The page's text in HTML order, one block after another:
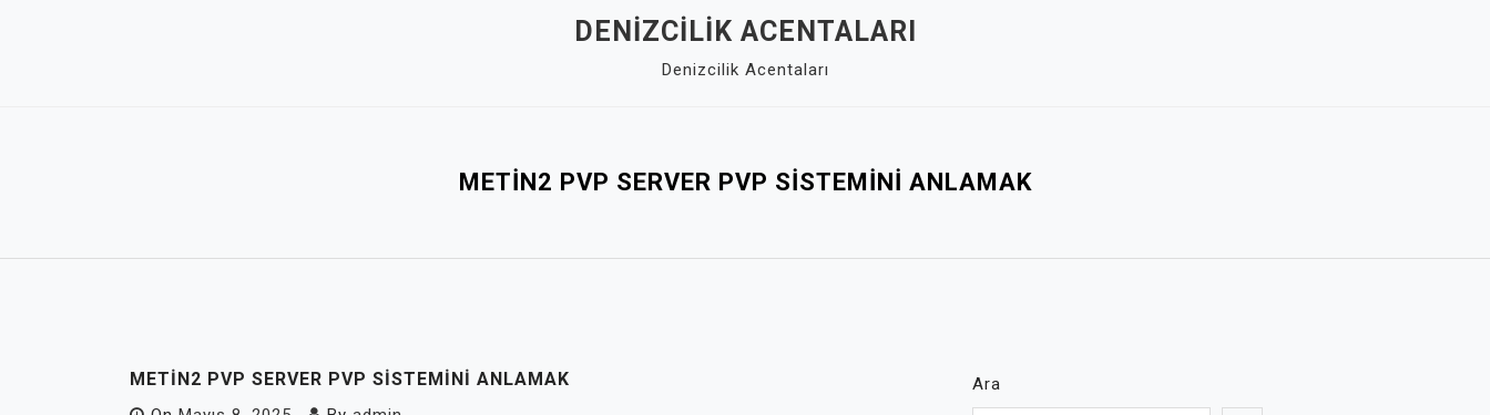
DENIZCILIK ACENTALARI
Denizcilik Acentaları
METIN2 PVP SERVER PVP SISTEMINI ANLAMAK
METIN2 PVP SERVER PVP SISTEMINI ANLAMAK Ara